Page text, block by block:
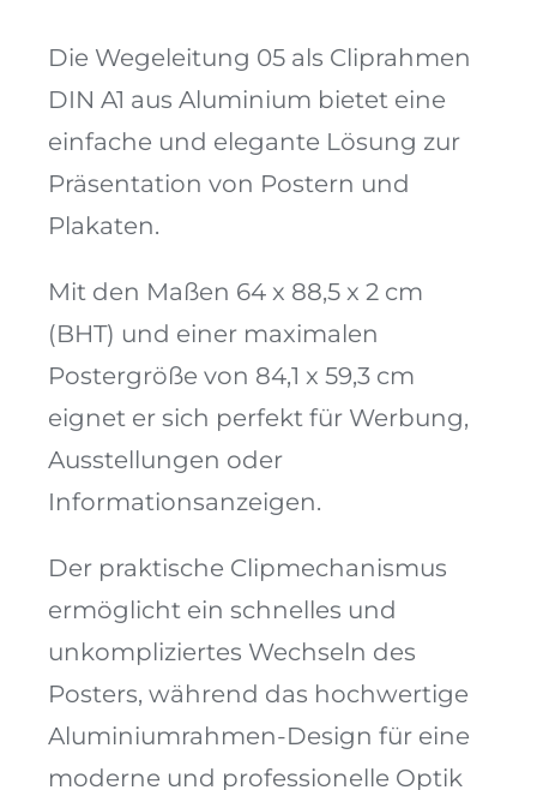
Die Wegeleitung 05 als Cliprahmen
DIN A1 aus Aluminium bietet eine
einfache und elegante Lösung zur
Präsentation von Postern und
Plakaten.
Mit den Maßen 64 x 88,5 x 2 cm
(BHT) und einer maximalen
Postergröße von 84,1 x 59,3 cm
eignet er sich perfekt für Werbung,
Ausstellungen oder
Informationsanzeigen.
Der praktische Clipmechanismus
ermöglicht ein schnelles und
unkompliziertes Wechseln des
Posters, während das hochwertige
Aluminiumrahmen-Design für eine
moderne und professionelle Optik